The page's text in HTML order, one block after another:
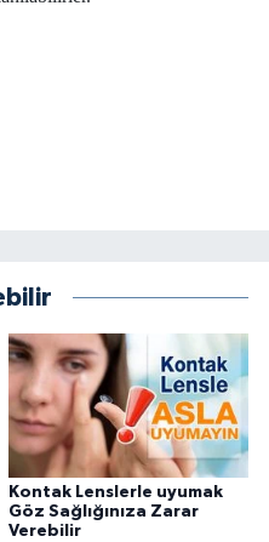
Kontak Lenslerle uyumak
Göz Sağlığınıza Zarar
Verebilir